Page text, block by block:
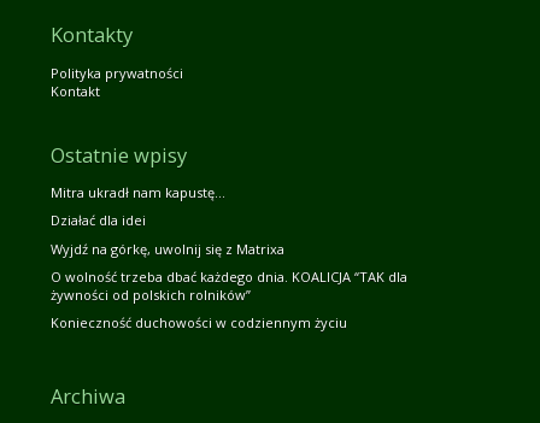
Kontakty
Polityka prywatności
Kontakt
Ostatnie wpisy
Mitra ukradł nam kapustę…
Działać dla idei
Wyjdź na górkę, uwolnij się z Matrixa
O wolność trzeba dbać każdego dnia. KOALICJA “TAK dla
żywności od polskich rolników”
Konieczność duchowości w codziennym życiu
Archiwa